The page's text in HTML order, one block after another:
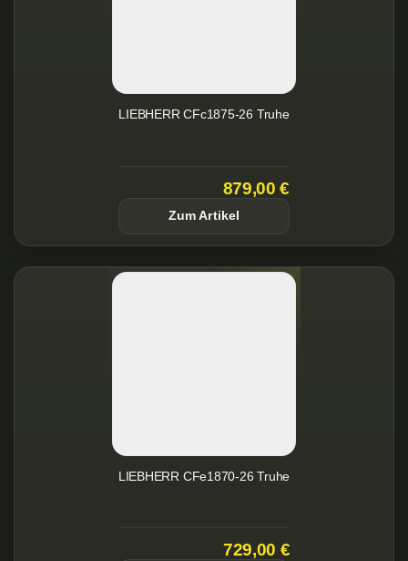
LIEBHERR CFc1875-26 Truhe
879,00 €
Zum Artikel
LIEBHERR CFe1870-26 Truhe
729,00 €